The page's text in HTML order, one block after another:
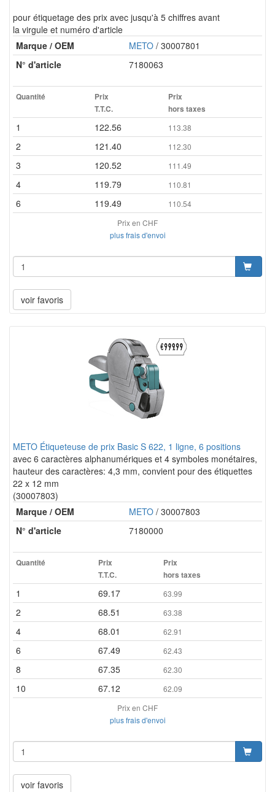
pour étiquetage des prix avec jusqu'à 5 chiffres avant
la virgule et numéro d'article
Marque / OEM
METO / 30007801
N° d'article
7180063
Quantité
Prix
T.T.C.
Prix
hors taxes
1 122.56 113.38
2 121.40 112.30
3 120.52 111.49
4 119.79 110.81
6 119.49
110.54
Prix en CHF
plus frais d'envoi
voir favoris
METO Étiqueteuse de prix Basic S 622, 1 ligne, 6 positions
avec 6 caractères alphanumériques et 4 symboles monétaires,
hauteur des caractères: 4,3 mm, convient pour des étiquettes
22 x 12 mm
(30007803)
Marque / OEM
METO / 30007803
N° d'article
7180000
Quantité
Prix
T.T.C.
Prix
hors taxes
1 69.17 63.99
2 68.51 63.38
4 68.01 62.91
6 67.49 62.43
8 67.35 62.30
10 67.12
62.09
Prix en CHF
plus frais d'envoi
voir favoris